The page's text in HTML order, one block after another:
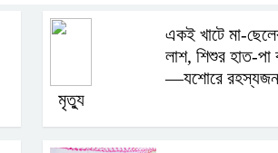
একই খাটে মা-
লাশ, শিশুর হাত-পা
—যশোরে
মৃত্যু